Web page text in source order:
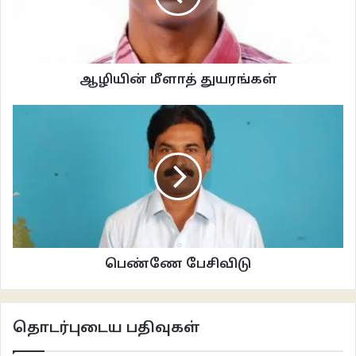
மாந்தோப்பின் நடுவே வீற்றிருக்கும்
நடு கற்களை வெறித்திருக்கும்
பூரணி பொற்கலை அம்மைகளின் விழிகளில்
ஆழியின் மீளாத் துயரங்கள்
பெண்ணே பேசிவிடு
தொடர்புடைய பதிவுகள்